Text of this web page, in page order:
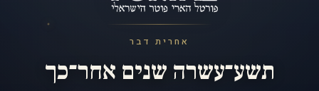
אחרית דבר
תשע־עשרה שנים אחר־כך